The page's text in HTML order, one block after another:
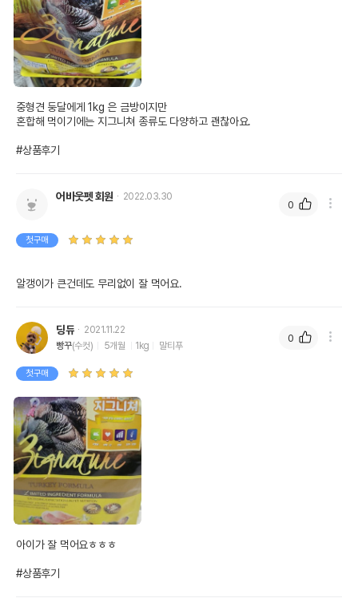
중형견 둥달에게 1kg 은 금방이지만
혼합해 먹이기에는 지그니쳐 종류도 다양하고 괜찮아요.
#상품후기
어바웃펫 회원 2022.03.30
첫구매
알갱이가 큰건데도 무리없이 잘 먹어요.
0
딩듀
2021.11.22
빵꾸(수컷) 5개월 1kg 말티푸
첫구매
아이가 잘 먹어요ㅎㅎㅎ
#상품후기
0